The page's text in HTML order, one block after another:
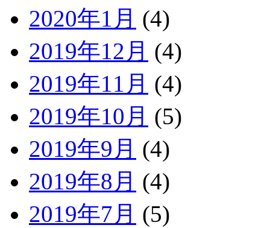
2020年1月 (4)
2019年12月 (4)
2019年11月 (4)
2019年10月 (5)
2019年9月 (4)
2019年8月 (4)
2019年7月 (5)